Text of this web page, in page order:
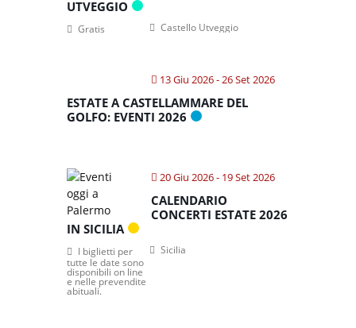
UTVEGGIO
Castello Utveggio
Gratis
13 Giu 2026- 26 Set 2026
ESTATE A CASTELLAMMARE DEL
GOLFO: EVENTI 2026
20 Giu 2026- 19 Set 2026
CALENDARIO
CONCERTI ESTATE 2026
IN SICILIA
Sicilia
I biglietti per
tutte le date sono
disponibili on line
e nelle prevendite
abituali.